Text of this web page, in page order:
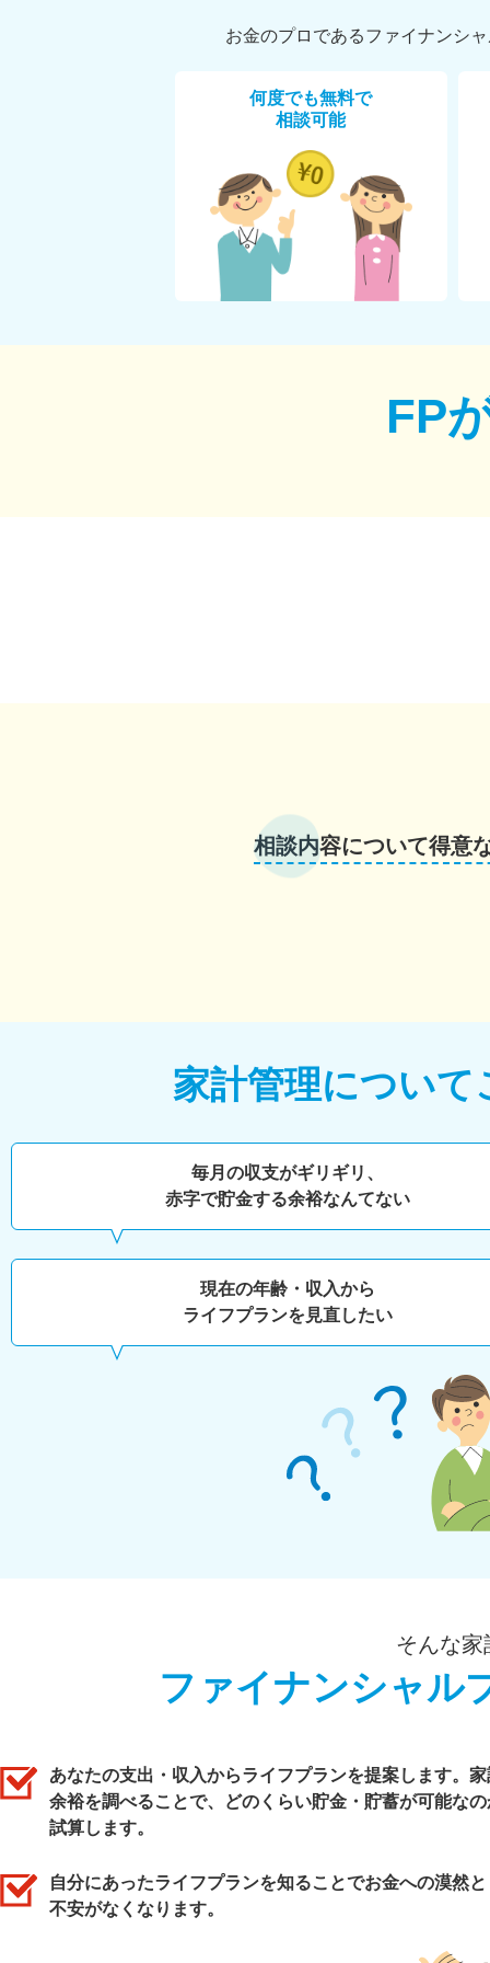
お金のプロであるファイナンシ
何度でも無料で
相談可能
FP
相談内容について得意
家計管理について
毎月の収支がギリギリ、
赤字で貯金する余裕なんてない
現在の年齢・収入から
ライフプランを見直したい
そんな
ファイナンシャル
あなたの支出・収入からライフプランを提案します。
余裕を調べることで、どのくらい貯金・貯蓄が可能な
試算します。
自分にあったライフプランを知ることでお金への漠然
不安がなくなります。